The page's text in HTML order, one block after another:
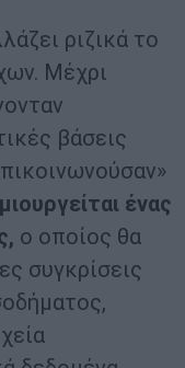
ριζικά το
Μέχρι
βάσεις
ένας
ο οποίος θα
συγκρίσεις